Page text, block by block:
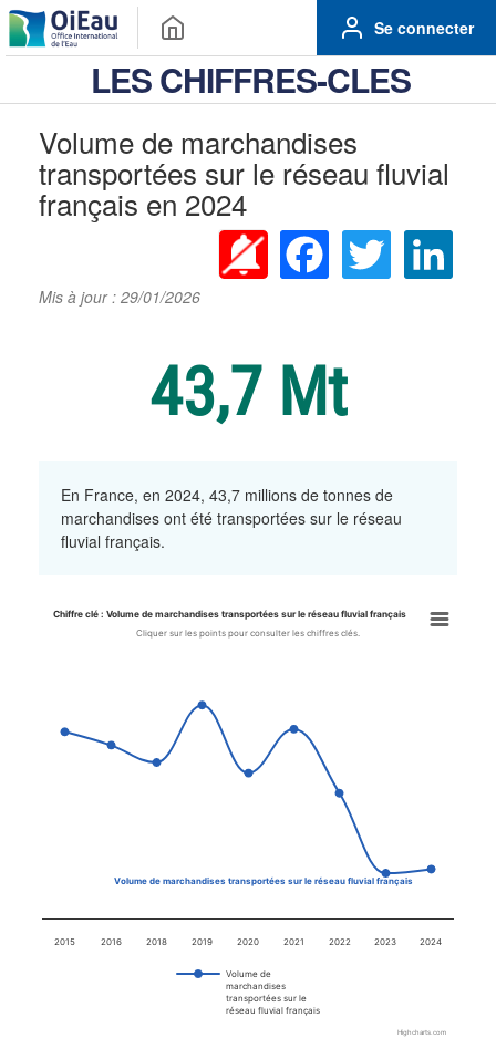
Se connecter
LES CHIFFRES-CLES
Volume de marchandises
transportées sur le réseau fluvial
français en 2024
Facebook Twitter
Mis à jour : 29/01/2026
43,7 Mt
En France, en 2024, 43,7 millions de tonnes de
marchandises ont été transportées sur le réseau
fluvial français.
Chiffre clé : Volume de
Cliquer sur les points pour consulter les chiffres clés.
View as data table, Chiffre clé : Volume de marchandises
The chart has 1 X axis displaying categories.
The chart has 1 Y axis displaying values. Data ranges from 43.4
Volume de marchandises transportées sur le réseau fluvial français
Chiffre clé : Volume de marchandises transportées sur le réseau fluvial français
Cliquer sur les points pour consulter les chiffres clés.
Volume de
marchandises
transportées sur le
réseau fluvial français
2015 2016 2018 2019 2020 2021 2022 2023 2024
Highcharts.com